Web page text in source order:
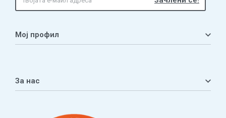
Мој профил
Листа на желби
За нас